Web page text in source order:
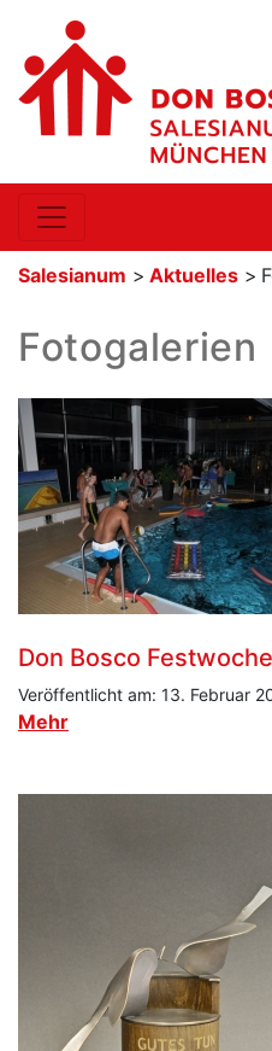
Salesianum > Aktuelles >
Fotogalerien
Don Bosco
Veröffentlicht am: 13. Februar
Mehr